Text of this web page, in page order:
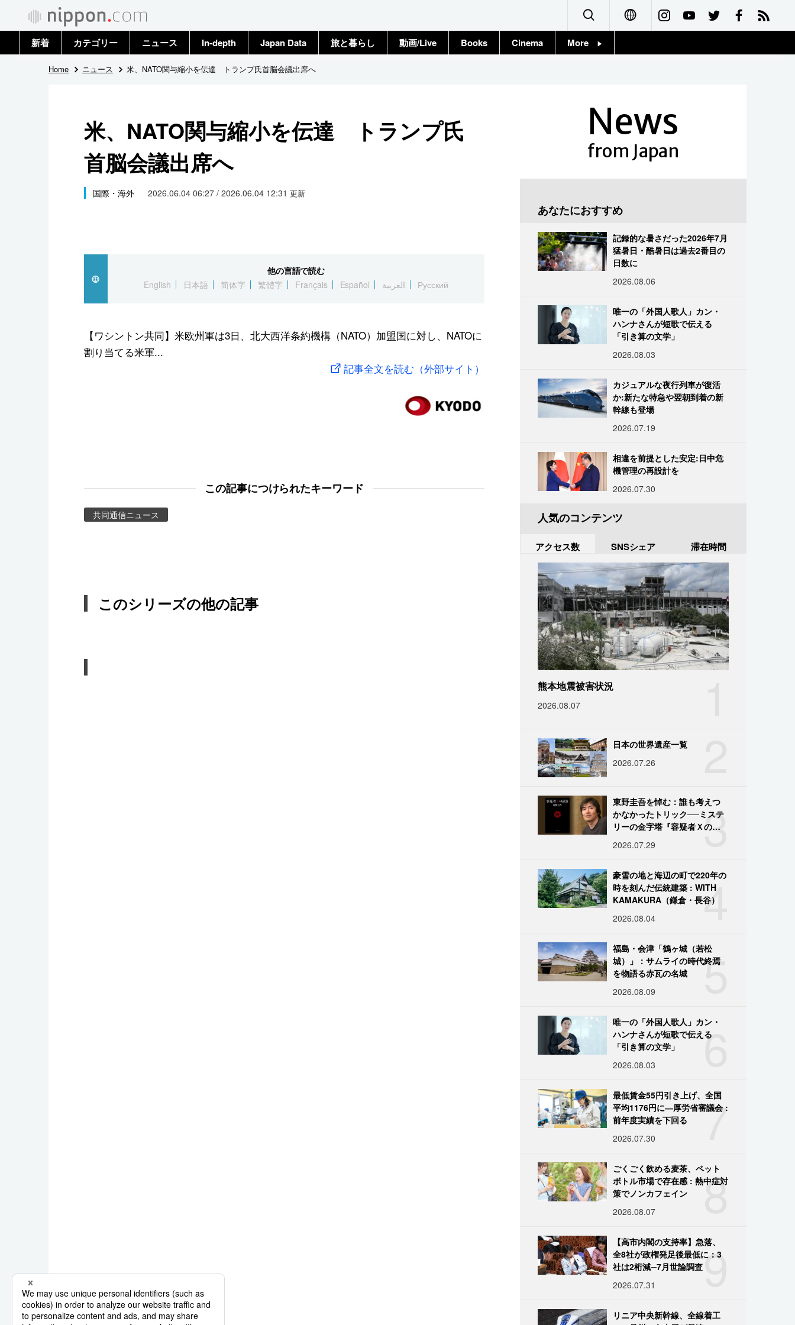
Français
新着 カテゴリー
政治・外交
国際
社会
文化
スポーツ・東京2020
ニュース
トップ
In-depth Japan Data 旅と暮らし 動画/Live Books Cinema More
Home ニュース 米、NATO関与縮小を伝達 トランプ氏首脳会議出席へ
米、NATO関与縮小を伝達 トランプ氏
首脳会議出席へ
国際・海外 2026.06.04 06:27 / 2026.06.04 12:31 更新
他の言語で読む
English
日本語 简体字 繁體字 Français Español العربية Русский
【ワシントン共同】米欧州軍は3日、北大西洋条約機構（NATO）加盟国に対し、NATOに
割り当てる米軍...
記事全文を読む（外部サイト）
この記事につけられたキーワード
共同通信ニュース
このシリーズの他の記事
News
from Japan
あなたにおすすめ
記録的な暑さだった2026年7月
猛暑日・酷暑日は過去2番目の
日数に
2026.08.06
唯一の「外国人歌人」カン・
ハンナさんが短歌で伝える
「引き算の文学」
2026.08.03
カジュアルな夜行列車が復活
か:新たな特急や翌朝到着の新
幹線も登場
2026.07.19
相違を前提とした安定:日中危
機管理の再設計を
2026.07.30
人気のコンテンツ
アクセス数 SNSシェア 滞在時間
熊本地震被害状況
2026.08.07
日本の世界遺産一覧
2026.07.26
3
東野圭吾を悼む：誰も考えつ
かなかったトリック──ミステ
リーの金字塔『容疑者Ｘの献
2026.07.29
4
豪雪の地と海辺の町で220年の
時を刻んだ伝統建築 : WITH
KAMAKURA（鎌倉・長谷）
2026.08.04
5
福島・会津「鶴ヶ城（若松
城）」：サムライの時代終焉
を物語る赤瓦の名城
2026.08.09
6
唯一の「外国人歌人」カン・
ハンナさんが短歌で伝える
「引き算の文学」
2026.08.03
7
最低賃金55円引き上げ、全国
平均1176円に―厚労省審議会 :
前年度実績を下回る
2026.07.30
8
ごくごく飲める麦茶、ペット
ボトル市場で存在感 : 熱中症対
策でノンカフェイン
2026.08.07
9
【高市内閣の支持率】急落、
全8社が政権発足後最低に：3
社は2桁減─7月世論調査
2026.07.31
リニア中央新幹線、全線着工